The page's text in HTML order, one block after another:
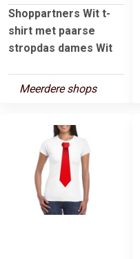
Shoppartners Wit t-
shirt met paarse
stropdas dames Wit
Meerdere shops